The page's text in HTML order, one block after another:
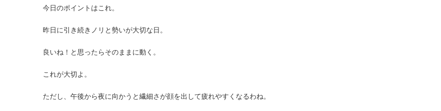
今日のポイントはこれ。
昨日に引き続きノリと勢いが大切な日。
良いね！と思ったらそのままに動く。
これが大切よ。
ただし、午後から夜に向かうと繊細さが顔を出して疲れやすくなるわね。